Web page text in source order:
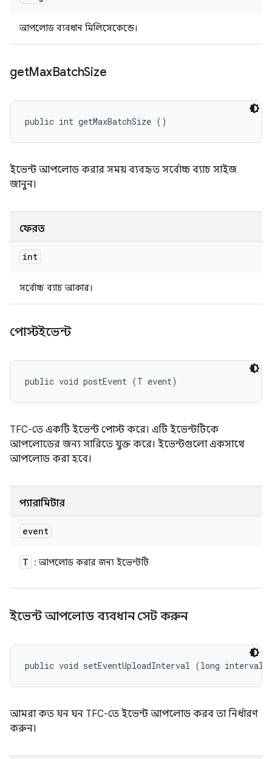
আপলোড ব্যবধান মিলিসেকেন্ডে।
getMaxBatchSize
public int getMaxBatchSize ()
ইভেন্ট আপলোড করার সময় ব্যবহৃত সর্বোচ্চ ব্যাচ সাইজ
জানুন।
ফেরত
int
সর্বোচ্চ ব্যাচ আকার।
পোস্টইভেন্ট
public void postEvent (T event)
TFC-তে একটি ইভেন্ট পোস্ট করে। এটি ইভেন্টটিকে
আপলোডের জন্য সারিতে যুক্ত করে। ইভেন্টগুলো একসাথে
আপলোড করা হবে।
প্যারামিটার
event
T : আপলোড করার জন্য ইভেন্টটি
ইভেন্ট আপলোড ব্যবধান সেট করুন
public void setEventUploadInterval (long interval)
আমরা কত ঘন ঘন TFC-তে ইভেন্ট আপলোড করব তা নির্ধারণ
করুন।